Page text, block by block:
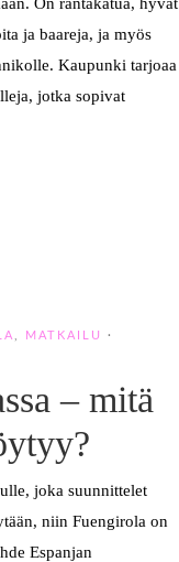
ja baareja, ja myös
Kaupunki tarjoaa
jotka sopivat
MATKAILU
·
– mitä
joka suunnittelet
niin Fuengirola on
Espanjan